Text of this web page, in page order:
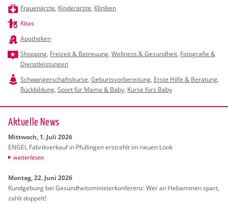
Frauenärzte, Kinderärzte, Kliniken
Kitas
Apotheken
Shopping, Freizeit & Betreuung, Wellness & Gesundheit, Fotografie &
Dienstleistungen
Schwangerschaftskurse, Geburtsvorbereitung, Erste Hilfe & Beratung,
Rückbildung, Sport für Mama & Baby, Kurse fürs Baby
Ak­tu­el­le News
Mitt­woch, 1. Juli 2026
ENGEL Fa­brik­ver­kauf in Pful­lin­gen er­strahlt im neuen Look
wei­ter­le­sen
Mon­tag, 22. Juni 2026
Kund­ge­bung bei Ge­sund­heits­mi­nis­ter­kon­fe­renz: Wer an Heb­am­men spart,
zahlt dop­pelt!